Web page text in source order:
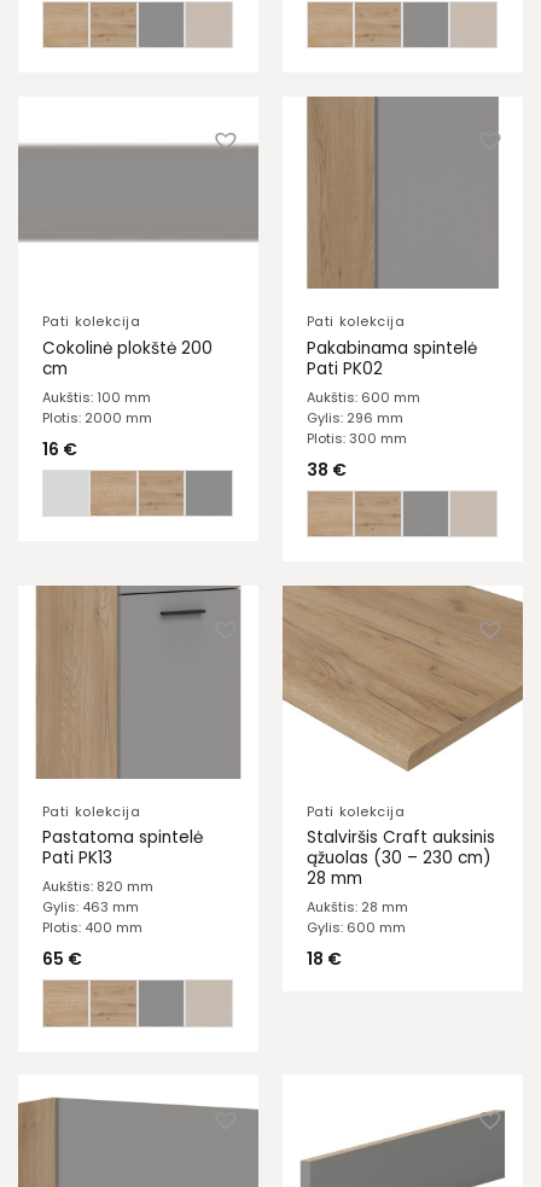
Pati kolekcija
Cokolinė plokštė 200
cm
Aukštis: 100 mm
Plotis: 2000 mm
16 €
Pati kolekcija
Pakabinama spintelė
Pati PK02
Aukštis: 600 mm
Gylis: 296 mm
Plotis: 300 mm
38 €
Pati kolekcija
Pastatoma spintelė
Pati PK13
Aukštis: 820 mm
Gylis: 463 mm
Plotis: 400 mm
65 €
Pati kolekcija
Stalviršis Craft auksinis
ąžuolas (30 – 230 cm)
28 mm
Aukštis: 28 mm
Gylis: 600 mm
18 €